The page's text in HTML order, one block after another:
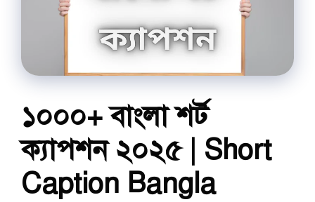
১০০০+ বাংলা শর্ট
ক্যাপশন ২০২৫ | Short
Caption Bangla